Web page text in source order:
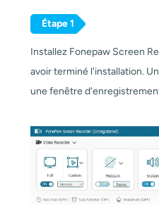
Étape 1
Installez Fonepaw Screen
avoir terminé l'installation.
une fenêtre